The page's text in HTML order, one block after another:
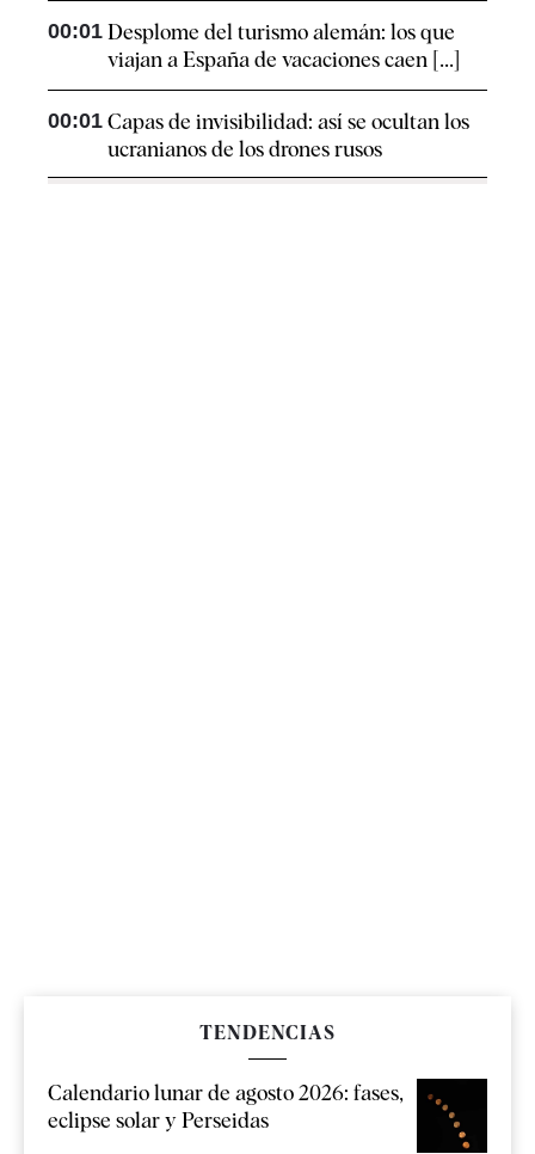
00:01 Desplome del turismo alemán: los que
viajan a España de vacaciones caen [...]
00:01 Capas de invisibilidad: así se ocultan los
ucranianos de los drones rusos
TENDENCIAS
Calendario lunar de agosto 2026: fases,
eclipse solar y Perseidas